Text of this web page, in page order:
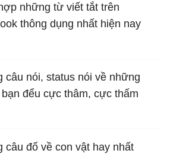
những từ viết tắt trên
thông dụng nhất hiện nay
câu nói, status nói về những
đểu cực thâm, cực thấm
câu đố về con vật hay nhất